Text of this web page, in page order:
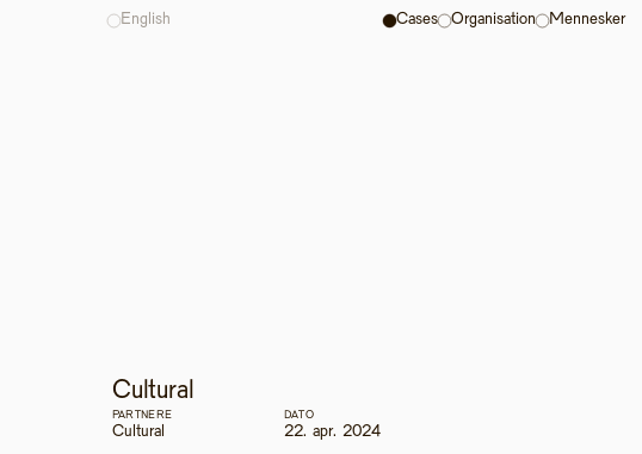
Cultural
PARTNERE
Cultural
DATO
22. apr. 2024
English Cases Organisation Mennesker